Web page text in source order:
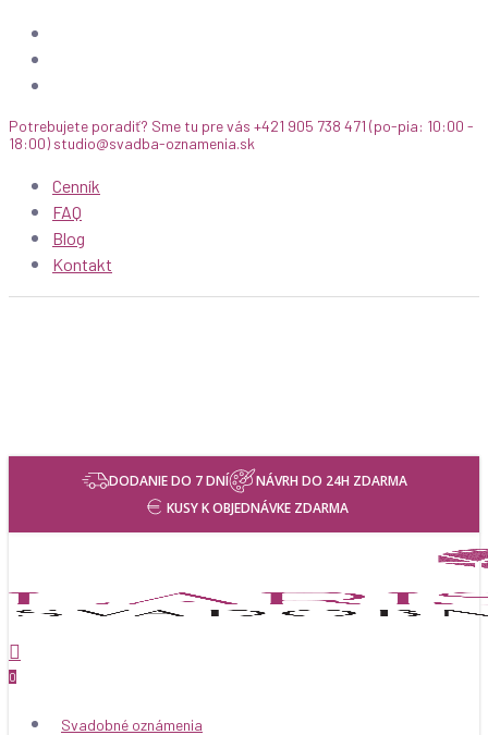
Skip
main
Potrebujete poradiť? Sme tu pre vás +421 905 738 471 (po-pia: 10:00 -
18:00) studio@svadba-oznamenia.sk
Cenník
FAQ
Blog
Kontakt
Products
DODANIE DO 7 DNÍ
NÁVRH DO 24H ZDARMA
KUSY K OBJEDNÁVKE ZDARMA
0
Svadobné oznámenia